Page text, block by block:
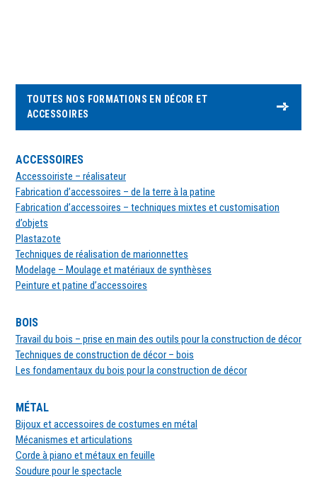
TOUTES NOS FORMATIONS EN DÉCOR ET
ACCESSOIRES
ACCESSOIRES
Accessoiriste – réalisateur
Fabrication d’accessoires – de la terre à la patine
Fabrication d’accessoires – techniques mixtes et customisation
d’objets
Plastazote
Techniques de réalisation de marionnettes
Modelage – Moulage et matériaux de synthèses
Peinture et patine d’accessoires
BOIS
Travail du bois – prise en main des outils pour la construction de décor
Techniques de construction de décor – bois
Les fondamentaux du bois pour la construction de décor
MÉTAL
Bijoux et accessoires de costumes en métal
Mécanismes et articulations
Corde à piano et métaux en feuille
Soudure pour le spectacle